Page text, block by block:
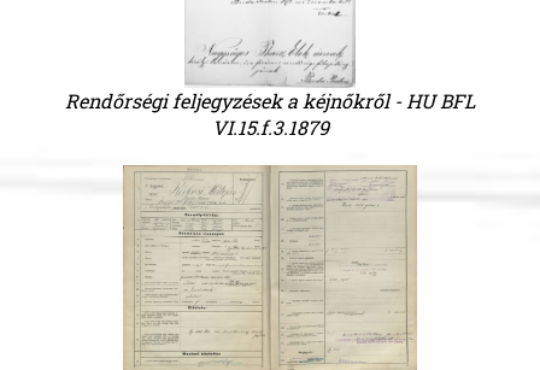
Rendőrségi feljegyzések a kéjnőkről - HU BFL
VI.15.f.3.1879